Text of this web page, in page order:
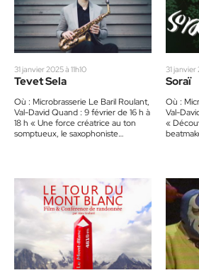
31 janvier 2025 à 11h10
Tevet Sela
Où : Microbrasserie Le Baril Roulant,
Val-David Quand : 9 février de 16 h à
18 h « Une force créatrice au ton
somptueux, le saxophoniste…
31 janvier
Soraï
Où :
Val-
«